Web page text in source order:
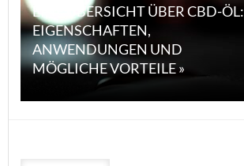
EINE ÜBERSICHT ÜBER CBD-ÖL:
EIGENSCHAFTEN,
ANWENDUNGEN UND
MÖGLICHE VORTEILE »